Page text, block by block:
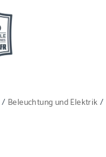
/ Beleuchtung und Elektrik/